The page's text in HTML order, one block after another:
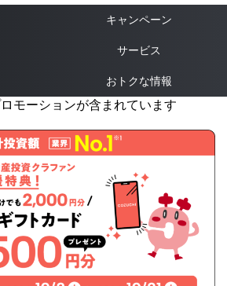
キャンペーン
サービス
おトクな情報
モーションが含まれています